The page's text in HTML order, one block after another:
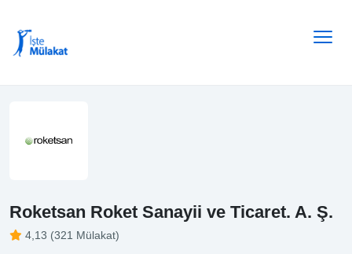
Roketsan Roket Sanayii ve Ticaret. A. Ş.
4,13 (321 Mülakat)